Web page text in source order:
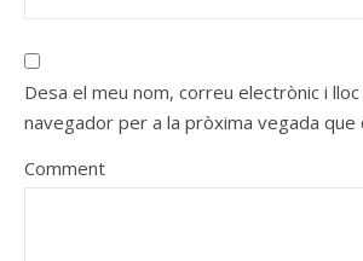
Desa el meu nom, correu electrònic i
navegador per a la pròxima vegada que
Comment